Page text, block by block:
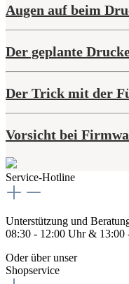
Augen auf beim
Der geplante
Der Trick mit der
Vorsicht bei
Service-Hotline
Unterstützung und
08:30 - 12:00 Uhr & 13:00
Oder über unser
Shopservice